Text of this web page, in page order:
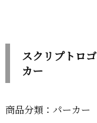
スクリプトロ
カー
商品分類：パーカー